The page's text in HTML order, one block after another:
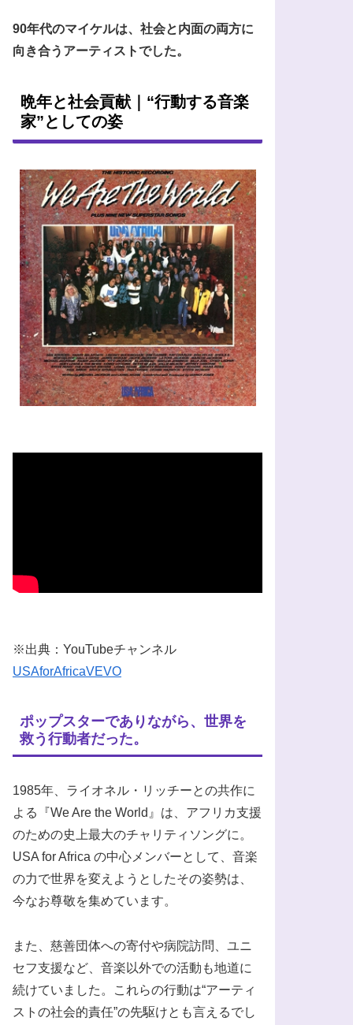
90年代のマイケルは、社会と内面の両方に
向き合うアーティストでした。
晩年と社会貢献｜“行動する音楽
家”としての姿
※出典：YouTubeチャンネル
USAforAfricaVEVO
ポップスターでありながら、世界を
救う行動者だった。
1985年、ライオネル・リッチーとの共作に
よる『We Are the World』は、アフリカ支援
のための史上最大のチャリティソングに。
USA for Africa の中心メンバーとして、音楽
の力で世界を変えようとしたその姿勢は、
今なお尊敬を集めています。
また、慈善団体への寄付や病院訪問、ユニ
セフ支援など、音楽以外での活動も地道に
続けていました。これらの行動は“アーティ
ストの社会的責任”の先駆けとも言えるでし